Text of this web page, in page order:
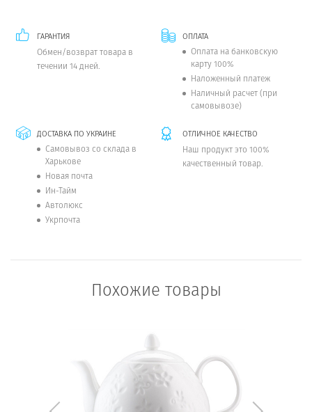
ГАРАНТИЯ
Обмен/возврат товара в
течении 14 дней.
ОПЛАТА
Оплата на банковскую
карту 100%
Наложенный платеж
Наличный расчет (при
самовывозе)
ДОСТАВКА ПО УКРАИНЕ
Самовывоз со склада в
Харькове
Новая почта
Ин-Тайм
Автолюкс
Укрпочта
ОТЛИЧНОЕ КАЧЕСТВО
Наш продукт это 100%
качественный товар.
Похожие товары